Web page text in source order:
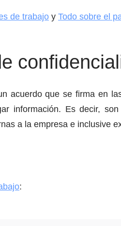
de trabajo y Todo sobre el
acuerdo que se firma en
información. Es decir,
a la empresa e inclusive
: